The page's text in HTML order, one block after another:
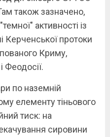
також зазначено,
активності із
Керченської протоки
Криму,
по наземній
елементу тіньового
тиск: на
сировини